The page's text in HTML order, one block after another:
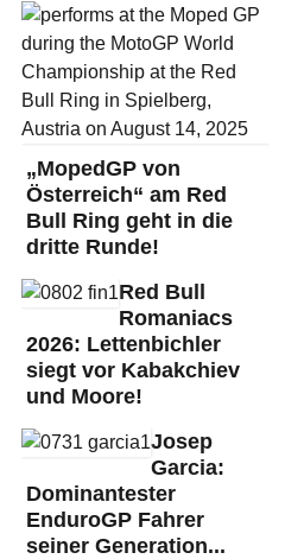
„MopedGP von
Österreich“ am Red
Bull Ring geht in die
dritte Runde!
Red Bull
Romaniacs
2026: Lettenbichler
siegt vor Kabakchiev
und Moore!
Josep
Garcia:
Dominantester
EnduroGP Fahrer
seiner Generation...